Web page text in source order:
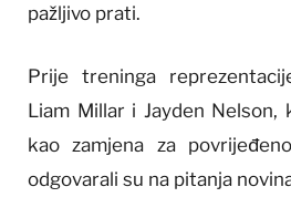
pažljivo prati.
Prije treninga
Liam Millar i Jayden
kao zamjena za
odgovarali su na pitanja